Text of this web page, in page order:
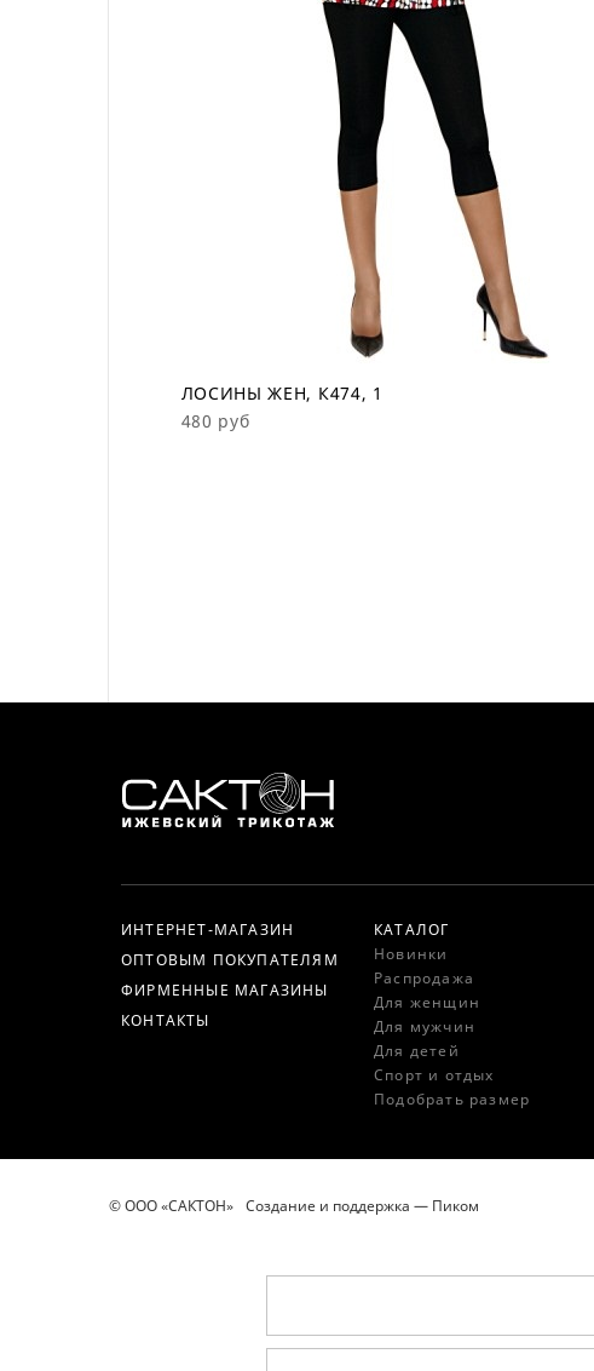
ЛОСИНЫ ЖЕН, К474, 1
480 руб
ИНТЕРНЕТ-МАГАЗИН
ОПТОВЫМ ПОКУПАТЕЛЯМ
ФИРМЕННЫЕ МАГАЗИНЫ
КОНТАКТЫ
КАТАЛОГ
Новинки
Распродажа
Для женщин
Для мужчин
Для детей
Спорт и отдых
Подобрать размер
© ООО «САКТОН» Создание и поддержка — Пиком